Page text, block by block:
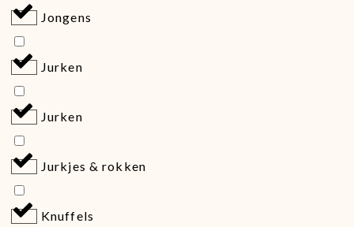
Jongens
Jurken
Jurken
Jurkjes & rokken
Knuffels